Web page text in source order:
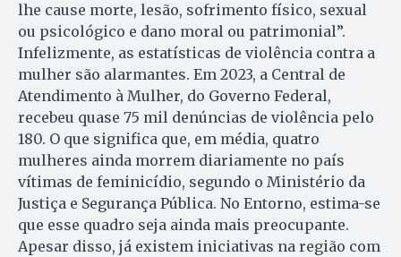
lhe cause morte, lesão, sofrimento físico, sexual
ou psicológico e dano moral ou patrimonial”.
Infelizmente, as estatísticas de violência contra a
mulher são alarmantes. Em 2023, a Central de
Atendimento à Mulher, do Governo Federal,
recebeu quase 75 mil denúncias de violência pelo
180. O que significa que, em média, quatro
mulheres ainda morrem diariamente no país
vítimas de feminicídio, segundo o Ministério da
Justiça e Segurança Pública. No Entorno, estima-se
que esse quadro seja ainda mais preocupante.
Apesar disso, já existem iniciativas na região com